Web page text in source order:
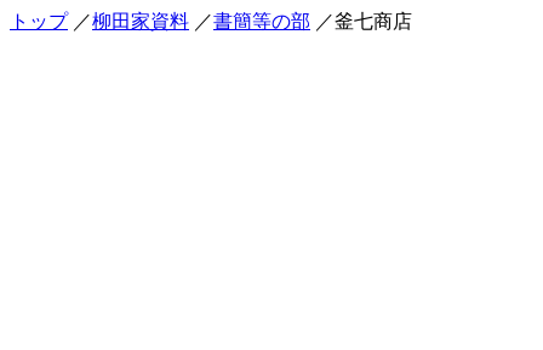
トップ ／柳田家資料 ／書簡等の部 ／釜七商店